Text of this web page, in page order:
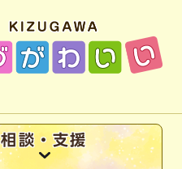
相談・支援